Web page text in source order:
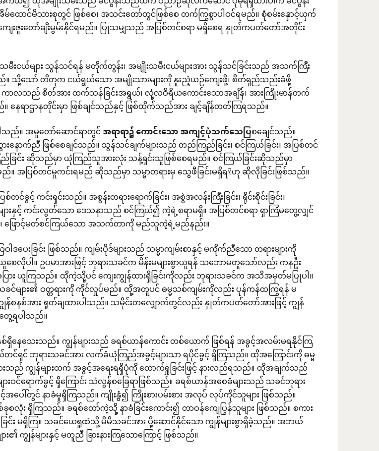
ထောင်မိသားစုတွင် ဖြစ်စေ၊ အသင်းတော်တွင်ဖြစ်စေ တက်ကြွစွာပါဝင်ရမည်။ စုံစမ်းနှောင့်ယှက်
ျေးဇူးတော်ချီးမွမ်းနိုင်ရမည်။ ပြုသမျှသည် အပြစ်တင်စရာ မရှိစေရ နှုတ်ကပတ်တော်အတိုင်း
ငယ်များ သွန်သင်ရန် မတိုက်တွန်း၊ အမျိုးသမီးငယ်များအား သွန်သင်ခြင်းသည် အသက်ကြီး
သည်။ သို့သော် တိတုက ငယ်ရွယ်သော အမျိုးသားများကို နူးညံ့ယဉ်ကျေးဖို့၊ စိတ်ရှည်သည်းခံဖို့
လသည် စိတ်အား ထက်သန်ခြင်းအရွယ်၊ လုံ့လဝိရိယကောင်းသောအချိန်၊ အားကြိုးမာန်တက်
ေရာဌာနတိုင်းမှာ ဖြစ်ချင်သည်နှင့် ဖြစ်ထိုက်သည်အား ချင့်ချိန်တတ်ကြရသည်။
ည်။ အမှုတော်ဆောင်ရာတွင်အရာရာ၌ကောင်းသောအကျင့်ပုံသက်သေပြစချေင်သည်။
ောက်ညီ ဖြစ်စေချင်သည်။ သွန်သင်ချက်များသည် တည်ကြည်ခြင်း၊ စင်ကြယ်ခြင်း၊ အပြစ်တင်
ည်ခြင်း ဆိုသည်မှာ ယုံကြည်သူအားလုံး သန့်ရှင်းသူဖြစ်စေရမည်။ စင်ကြယ်ခြင်းဆိုသည်မှာ
။ အပြစ်တင်မှုကင်းရမည် ဆိုသည်မှာ သမ္မာတရားမှ သွေဖီခြင်းမရှိရ၃ဟု ဆိုလိုခြင်းဖြစ်သည်။
ခွင့် ကင်းရှင်းသည်။ အစွန်းတရားရောက်ခြင်း၊ အစွဲအလန်းကြီးခြင်း၊ ရိုင်းစိုင်းခြင်း၊
းနှင့် ကင်းလွတ်သော ဒေသနာသည် စင်ကြယ်၍ ကဲ့ရဲ့စရာမရှိ။ အပြစ်တင်စရာ ရှာကြံမတွေ့လျှင်
ဖြောင့်မတ်စင်ကြယ်သော အသက်တာကို မည်သူကဲ့ရဲ့မည်နည်း။
ပေးခြင်း ဖြစ်သည်။ ကျမ်းပိုဒ်များသည် သမ္မာကျမ်းစာနှင့် မကိုက်ညီသော တရားများကို
ါ။ ဥပမာအားဖြင့် ဘုရားသခင်က မိန်းမများစွာယူရန် သဘောမတူသော်လည်း ကနဦး
ပြား ယူကြသည်။ ထိုကဲ့သို့ပင် ကျေးကျွန်ထားရှိခြင်းကိုလည်း ဘုရားသခင်က အသိအမှတ်မပြုပါ။
များ၏ ဝတ္တရားကို ကိုင်လှုပ်မည်။ ထို့အတူပင် ဓမ္မသစ်ကျမ်းကိုလည်း ပုန်ကန်ထကြွရန် မ
စနစ်အား ရှုတ်ချထားပါသည်။ သမိုင်းတလျှောက်တွင်လည်း နှုတ်ကပတ်တော်အားဖြင့် ကျွန်
တွေ့ရပါသည်။
နေသေးသည်။ ကျွန်များသည် ခရစ်ယာန်ကောင်း တစ်ယောက် ဖြစ်ရန် အခွင့်အလမ်းမရနိုင်ကြ
ရှင် ဘုရားသခင်အား လက်ခံယုံကြည်အခွင့်များသာ ရပိုင်ခွင့် ရှိကြသည်။ ထိုအကြောင်းကို ဓမ္မ
းသည် ကျွန်များထက် အခွင့်အရေးရရှိပုံကို ထောက်ရှုခြင်းဖြင့် နားလည်ရသည်။ ထိုအချက်သည်
ဝင်ရောက်ခွင့် ရှိကြောင်း သဲလွန်စခြေရာဖြစ်သည်။ ခရစ်ယာန်အစေခံများသည် သခင်ဘုရား
ပေါ်တွင် နာခံမှုရှိကြသည်။ ကျိုးနွံ၍ ကြိုးစားပမ်းစား အလုပ် လုပ်ကိုင်သူများ ဖြစ်သည်။
း ရှိကြသည်။ ခရစ်တော်ကဲ့သို့ နာခံခြင်းကောင်း၍ တာဝန်ကျေပြွန်သူများ ဖြစ်သည်။ စကား
ခြင်း မရှိကြ။ သခင်ယေရှုထံသို့ မိမိသခင်အား ပို့ဆောင်နိုင်သော ကျွန်များစွာရှိခဲ့သည်။ အဘယ်
ကျွန်များနှင့် မတူညီ ခြားနားကြသောကြောင့် ဖြစ်သည်။